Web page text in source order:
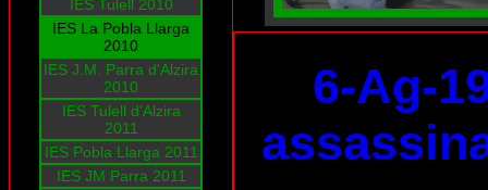
IES Tulell 2010
IES La Pobla Llarga
2010
IES J.M. Parra d'Alzira
2010
IES Tulell d'Alzira
2011
IES Pobla Llarga 2011
IES JM Parra 2011
6-Ag-